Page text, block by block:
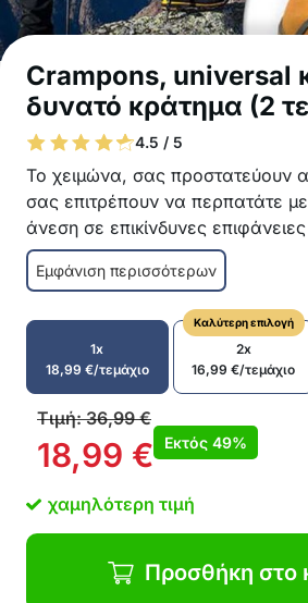
Crampons, universal
δυνατό κράτημα (2
4.5 / 5
Το χειμώνα, σας προστατεύουν
σας επιτρέπουν να περπατάτε
άνεση σε επικίνδυνες
και το χιόνι!
Παρέχουν ισχυρό κράτημα
Τα κραμπόν ταιριάζουν καλά
Ταιριάζουν σε όλα τα
Τα κραμπόν ταιριάζουν καλά
Ευέλικτο στη χρήση
Τα κραμπόν δεν εμποδίζουν
Εύκολο στην τοποθέτηση
Υλικό PET, ατσάλι
Εμφάνιση περισσότερων
1x
18,99 €/τεμάχιο
Καλύτερη επιλογή
2x
16,99€/τεμάχιο
Τιμή:36,99€
18,99 € Εκτός 49%
χαμηλότερη τιμή
Προσθήκη στο